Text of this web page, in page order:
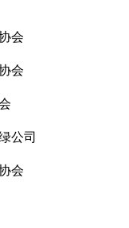
会
会
公司
会